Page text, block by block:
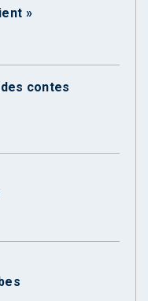
»
contes